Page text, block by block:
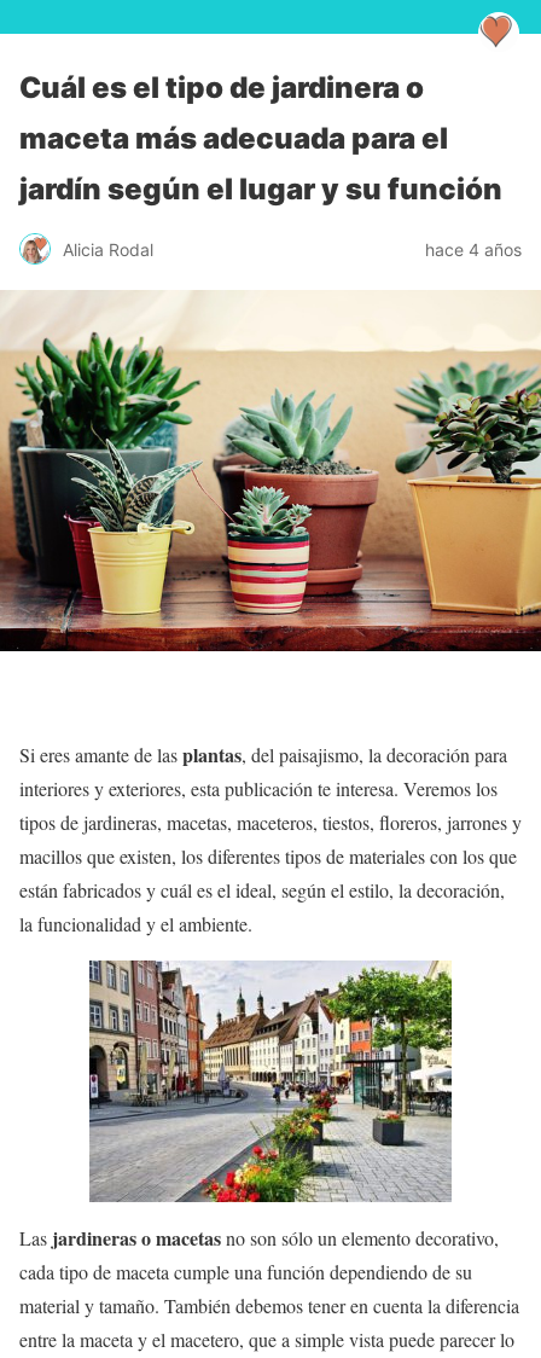
Cuál es el tipo de jardinera o
maceta más adecuada para el
jardín según el lugar y su función
Alicia Rodal hace 4 años
Si eres amante de lasplantas, del paisajismo, la decoración para
interiores y exteriores, esta publicación te interesa. Veremos los
tipos de jardineras, macetas, maceteros, tiestos, floreros, jarrones y
macillos que existen, los diferentes tipos de materiales con los que
están fabricados y cuál es el ideal, según el estilo, la decoración,
la funcionalidad y el ambiente.
Las jardineras o macetasno son sólo un elemento decorativo,
cada tipo de maceta cumple una función dependiendo de su
material y tamaño. También debemos tener en cuenta la diferencia
entre la maceta y el macetero, que a simple vista puede parecer lo